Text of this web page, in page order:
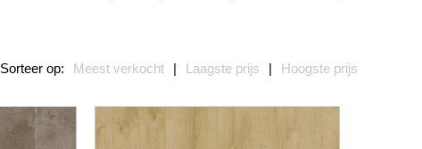
Sorteer op: Meest verkocht | Laagste prijs | Hoogste prijs